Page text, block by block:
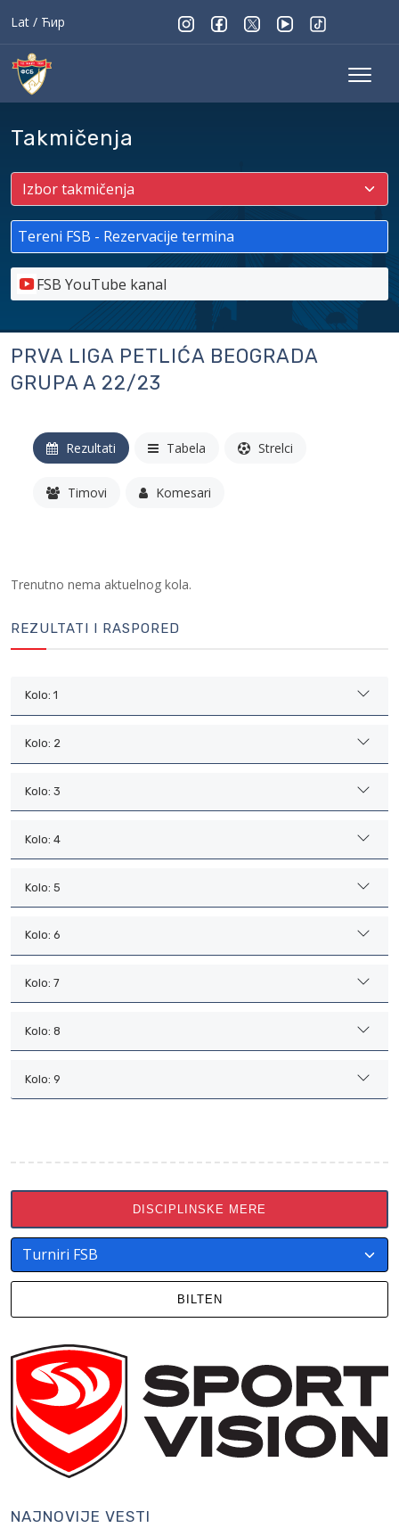
Lat / Ћир
Takmičenja
Tereni FSB - Rezervacije termina
FSB YouTube kanal
PRVA LIGA PETLIĆA BEOGRADA
GRUPA A 22/23
Rezultati Tabela Strelci
Timovi Komesari
Trenutno nema aktuelnog kola.
REZULTATI I RASPORED
Kolo: 1
Kolo: 2
Kolo: 3
Kolo: 4
Kolo: 5
Kolo: 6
Kolo: 7
Kolo: 8
Kolo: 9
DISCIPLINSKE MERE
BILTEN
NAJNOVIJE VESTI